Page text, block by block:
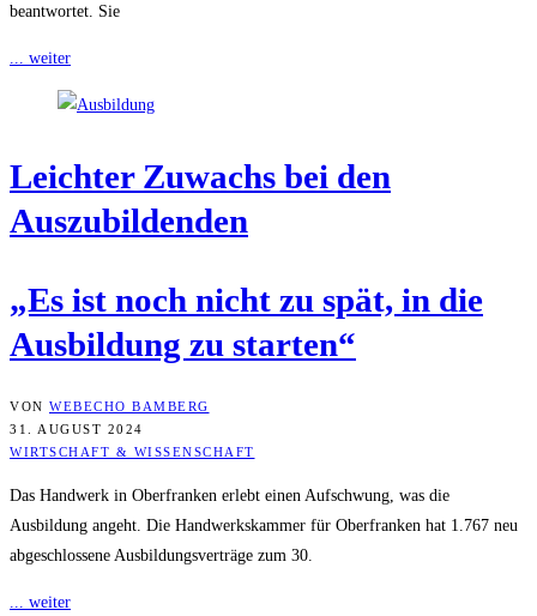
beantwortet. Sie
... weiter
Leich­ter Zuwachs bei den
Auszubildenden
„Es ist noch nicht zu spät, in die
Aus­bil­dung zu starten“
VON WEBECHO BAMBERG
31. AUGUST 2024
WIRTSCHAFT & WISSENSCHAFT
Das Handwerk in Oberfranken erlebt einen Aufschwung, was die
Ausbildung angeht. Die Handwerkskammer für Oberfranken hat 1.767 neu
abgeschlossene Ausbildungsverträge zum 30.
... weiter